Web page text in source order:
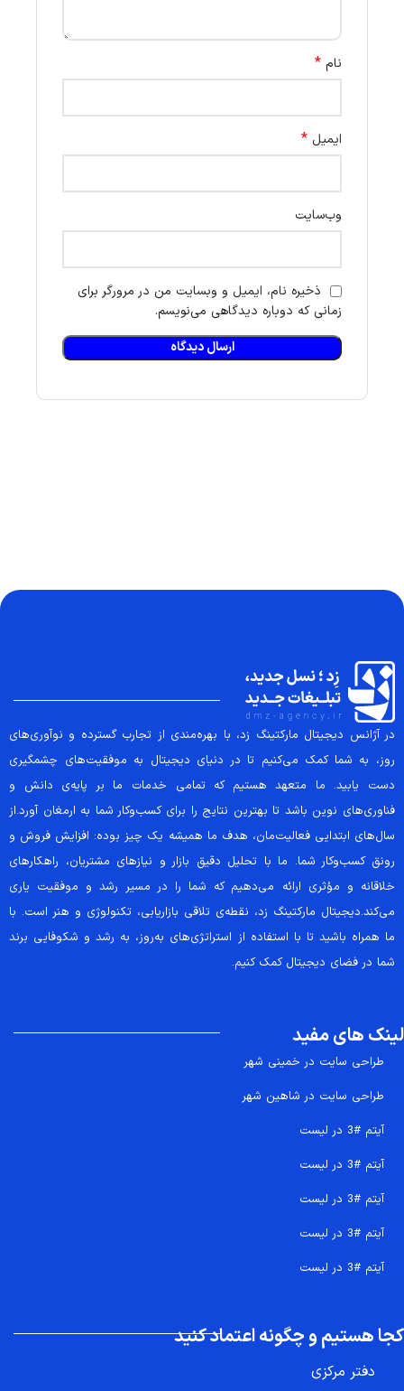
نام *
ایمیل *
وب‌سایت
ذخیره نام، ایمیل و وبسایت من در مرورگر برای
زمانی که دوباره دیدگاهی می‌نویسم.
در آژانس دیجیتال مارکتینگ زد، با بهره‌مندی از تجارب گسترده و نوآوری‌های
روز، به شما کمک می‌کنیم تا در دنیای دیجیتال به موفقیت‌های چشمگیری
دست یابید. ما متعهد هستیم که تمامی خدمات ما بر پایه‌ی دانش و
فناوری‌های نوین باشد تا بهترین نتایج را برای کسب‌وکار شما به ارمغان آورد.از
سال‌های ابتدایی فعالیت‌مان، هدف ما همیشه یک چیز بوده: افزایش فروش و
رونق کسب‌وکار شما. ما با تحلیل دقیق بازار و نیازهای مشتریان، راهکارهای
خلاقانه و مؤثری ارائه می‌دهیم که شما را در مسیر رشد و موفقیت یاری
می‌کند.دیجیتال مارکتینگ زد، نقطه‌ی تلاقی بازاریابی، تکنولوژی و هنر است. با
ما همراه باشید تا با استفاده از استراتژی‌های به‌روز، به رشد و شکوفایی برند
شما در فضای دیجیتال کمک کنیم.
لینک های مفید
طراحی سایت در خمینی شهر
طراحی سایت در شاهین شهر
آیتم #3 در لیست
آیتم #3 در لیست
آیتم #3 در لیست
آیتم #3 در لیست
آیتم #3 در لیست
کجا هستیم و چگونه اعتماد کنید
دفتر مرکزی